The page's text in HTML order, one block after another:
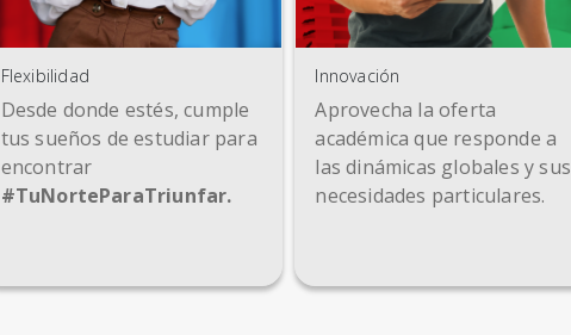
Flexibilidad
Desde donde estés, cumple
tus sueños de estudiar para
encontrar
#TuNorteParaTriunfar.
Innovación
Aprovecha la oferta
académica que responde a
las dinámicas globales y sus
necesidades particulares.